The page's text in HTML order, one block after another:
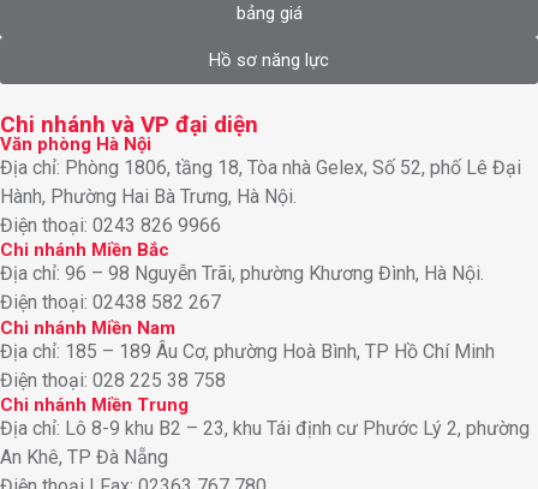
bảng giá
Hồ sơ năng lực
Chi nhánh và VP đại diện
Văn phòng Hà Nội
Địa chỉ: Phòng 1806, tầng 18, Tòa nhà Gelex, Số 52, phố Lê Đại
Hành, Phường Hai Bà Trưng, Hà Nội.
Điện thoại: 0243 826 9966
Chi nhánh Miền Bắc
Địa chỉ: 96 – 98 Nguyễn Trãi, phường Khương Đình, Hà Nội.
Điện thoại: 02438 582 267
Chi nhánh Miền Nam
Địa chỉ: 185 – 189 Âu Cơ, phường Hoà Bình, TP Hồ Chí Minh
Điện thoại: 028 225 38 758
Chi nhánh Miền Trung
Địa chỉ: Lô 8-9 khu B2 – 23, khu Tái định cư Phước Lý 2, phường
An Khê, TP Đà Nẵng